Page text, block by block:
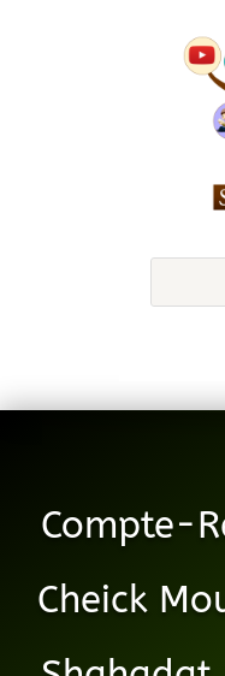
Compte-
Cheick